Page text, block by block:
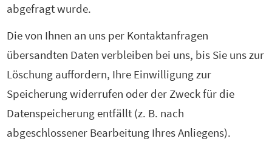
abgefragt wurde.
Die von Ihnen an uns per Kontaktanfragen
übersandten Daten verbleiben bei uns, bis Sie uns zur
Löschung auffordern, Ihre Einwilligung zur
Speicherung widerrufen oder der Zweck für die
Datenspeicherung entfällt (z. B. nach
abgeschlossener Bearbeitung Ihres Anliegens).